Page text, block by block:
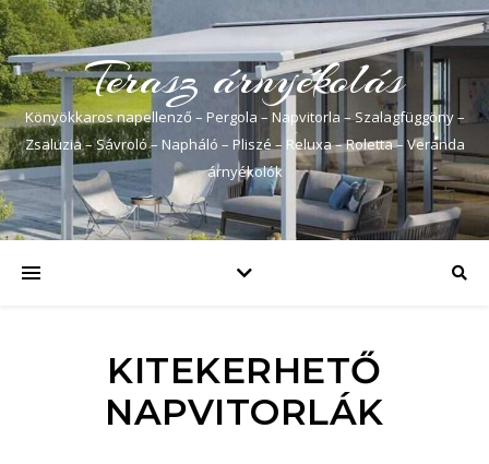
Terasz árnyékolás
Könyökkaros napellenző – Pergola – Napvitorla – Szalagfüggöny –
Zsaluzia – Sávroló – Napháló – Pliszé – Reluxa – Roletta – Veranda
árnyékolók
KITEKERHETŐ
NAPVITORLÁK